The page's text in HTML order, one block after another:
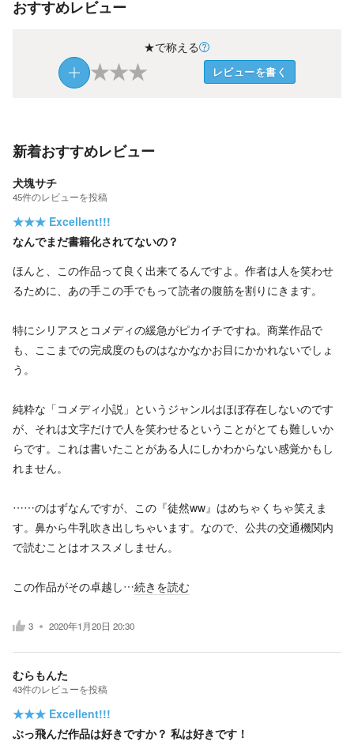
おすすめレビュー
★で称える
★★★ レビューを書く
新着おすすめレビュー
犬塊サチ
45件のレビューを投稿
★★★ Excellent!!!
なんでまだ書籍化されてないの？
ほんと、この作品って良く出来てるんですよ。作者は人を笑わせ
るために、あの手この手でもって読者の腹筋を割りにきます。
特にシリアスとコメディの緩急がピカイチですね。商業作品で
も、ここまでの完成度のものはなかなかお目にかかれないでしょ
う。
純粋な「コメディ小説」というジャンルはほぼ存在しないのです
が、それは文字だけで人を笑わせるということがとても難しいか
らです。これは書いたことがある人にしかわからない感覚かもし
れません。
……のはずなんですが、この『徒然ww』はめちゃくちゃ笑えま
す。鼻から牛乳吹き出しちゃいます。なので、公共の交通機関内
で読むことはオススメしません。
この作品がその卓越し…続きを読む
3 2020年1月20日 20:30
むらもんた
43件のレビューを投稿
★★★ Excellent!!!
ぶっ飛んだ作品は好きですか？ 私は好きです！